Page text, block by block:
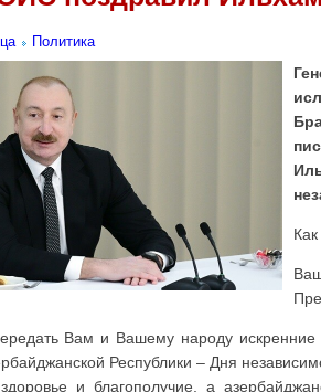
Политика
Вам и Вашему народу искренние
Республики – Дня
и благополучие, а